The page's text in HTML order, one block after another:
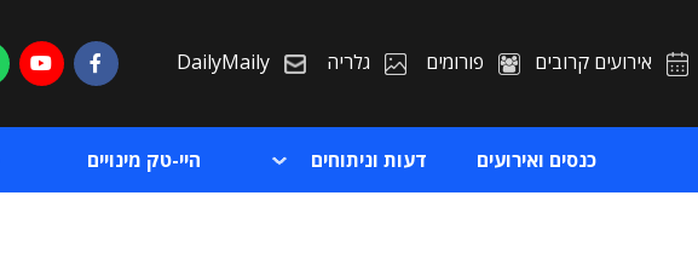
אירועים קרובים פורומים גלריה DailyMaily
כנסים ואירועים דעות וניתוחים היי-טק מינויים